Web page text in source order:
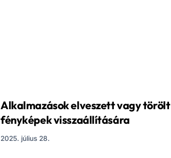
Alkalmazások elveszett vagy törölt
fényképek visszaállítására
2025. július 28.